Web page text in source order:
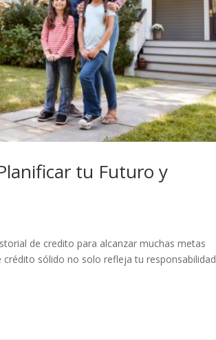
tu Futuro y
de credito para alcanzar muchas metas
sólido no solo refleja tu responsabilidad